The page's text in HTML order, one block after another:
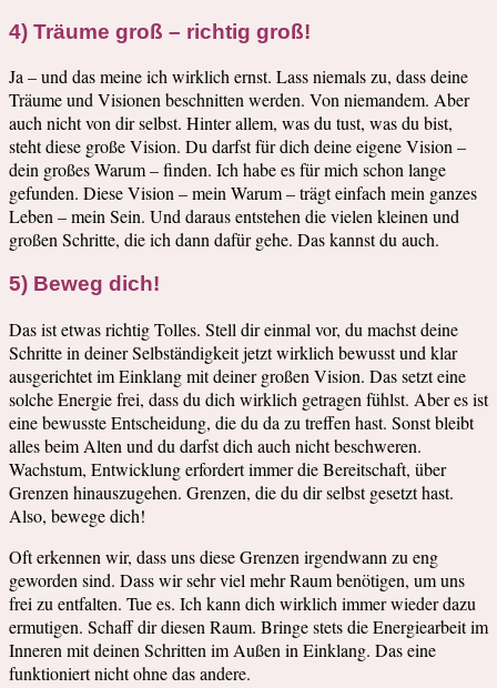
4) Träume groß – richtig groß!
Ja – und das meine ich wirklich ernst. Lass niemals zu, dass deine
Träume und Visionen beschnitten werden. Von niemandem. Aber
auch nicht von dir selbst. Hinter allem, was du tust, was du bist,
steht diese große Vision. Du darfst für dich deine eigene Vision –
dein großes Warum – finden. Ich habe es für mich schon lange
gefunden. Diese Vision – mein Warum – trägt einfach mein ganzes
Leben – mein Sein. Und daraus entstehen die vielen kleinen und
großen Schritte, die ich dann dafür gehe. Das kannst du auch.
5) Beweg dich!
Das ist etwas richtig Tolles. Stell dir einmal vor, du machst deine
Schritte in deiner Selbständigkeit jetzt wirklich bewusst und klar
ausgerichtet im Einklang mit deiner großen Vision. Das setzt eine
solche Energie frei, dass du dich wirklich getragen fühlst. Aber es ist
eine bewusste Entscheidung, die du da zu treffen hast. Sonst bleibt
alles beim Alten und du darfst dich auch nicht beschweren.
Wachstum, Entwicklung erfordert immer die Bereitschaft, über
Grenzen hinauszugehen. Grenzen, die du dir selbst gesetzt hast.
Also, bewege dich!
Oft erkennen wir, dass uns diese Grenzen irgendwann zu eng
geworden sind. Dass wir sehr viel mehr Raum benötigen, um uns
frei zu entfalten. Tue es. Ich kann dich wirklich immer wieder dazu
ermutigen. Schaff dir diesen Raum. Bringe stets die Energiearbeit im
Inneren mit deinen Schritten im Außen in Einklang. Das eine
funktioniert nicht ohne das andere.